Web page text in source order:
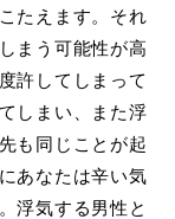
たえます。それ
まう可能性が高
許してしまって
しまい、また浮
も同じことが起
あなたは辛い気
浮気する男性と